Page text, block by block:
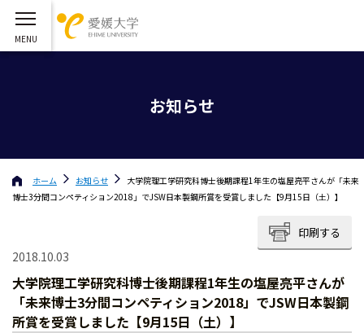
お知らせ
ホーム お知らせ
大学院理工学研究科博士後期課程1年生の塩屋亮平さんが「未来
博士3分間コンペティション2018」でJSW日本製鋼所賞を受賞しました【9月15日（土）】
印刷する
2018.10.03
大学院理工学研究科博士後期課程1年生の塩屋亮平さんが
「未来博士3分間コンペティション2018」でJSW日本製鋼
所賞を受賞しました【9月15日（土）】